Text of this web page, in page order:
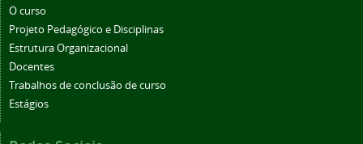
O curso
Projeto Pedagógico e Disciplinas
Estrutura Organizacional
Docentes
Trabalhos de conclusão de curso
Estágios